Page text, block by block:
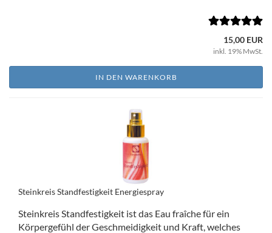
15,00 EUR
inkl. 19% MwSt.
IN DEN WARENKORB
Steinkreis Standfestigkeit Energiespray
Steinkreis Standfestigkeit ist das Eau fraîche für ein
Körpergefühl der Geschmeidigkeit und Kraft, welches